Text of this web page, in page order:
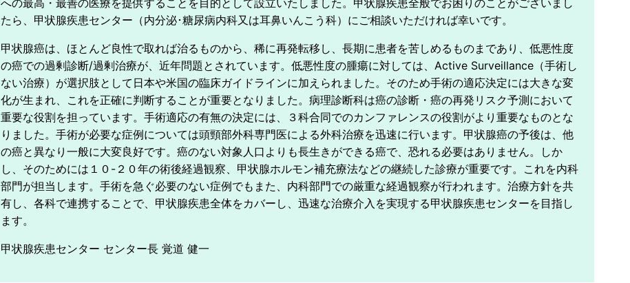
への最高・最善の医療を提供することを目的として設立いたしました。甲状腺疾患全般でお困りのことがございまし
たら、甲状腺疾患センター（内分泌･糖尿病内科又は耳鼻いんこう科）にご相談いただければ幸いです。
甲状腺癌は、ほとんど良性で取れば治るものから、稀に再発転移し、長期に患者を苦しめるものまであり、低悪性度
の癌での過剰診断/過剰治療が、近年問題とされています。低悪性度の腫瘍に対しては、Active Surveillance（手術し
ない治療）が選択肢として日本や米国の臨床ガイドラインに加えられました。そのため手術の適応決定には大きな変
化が生まれ、これを正確に判断することが重要となりました。病理診断科は癌の診断・癌の再発リスク予測において
重要な役割を担っています。手術適応の有無の決定には、３科合同でのカンファレンスの役割がより重要なものとな
りました。手術が必要な症例については頭頸部外科専門医による外科治療を迅速に行います。甲状腺癌の予後は、他
の癌と異なり一般に大変良好です。癌のない対象人口よりも長生きができる癌で、恐れる必要はありません。しか
し、そのためには１０-２０年の術後経過観察、甲状腺ホルモン補充療法などの継続した診療が重要です。これを内科
部門が担当します。手術を急ぐ必要のない症例でもまた、内科部門での厳重な経過観察が行われます。治療方針を共
有し、各科で連携することで、甲状腺疾患全体をカバーし、迅速な治療介入を実現する甲状腺疾患センターを目指し
ます。
甲状腺疾患センター センター長 覚道 健一